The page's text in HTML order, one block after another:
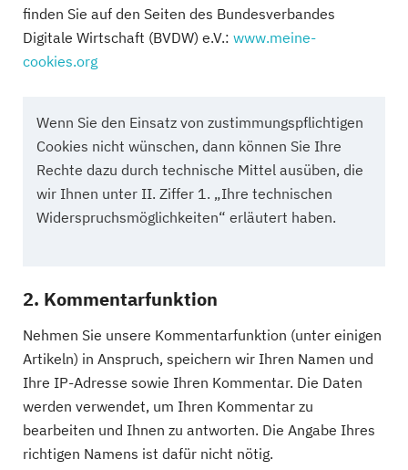
finden Sie auf den Seiten des Bundesverbandes
Digitale Wirtschaft (BVDW) e.V.: www.meine-
cookies.org
Wenn Sie den Einsatz von zustimmungspflichtigen
Cookies nicht wünschen, dann können Sie Ihre
Rechte dazu durch technische Mittel ausüben, die
wir Ihnen unter II. Ziffer 1. „Ihre technischen
Widerspruchsmöglichkeiten“ erläutert haben.
2. Kommentarfunktion
Nehmen Sie unsere Kommentarfunktion (unter einigen
Artikeln) in Anspruch, speichern wir Ihren Namen und
Ihre IP-Adresse sowie Ihren Kommentar. Die Daten
werden verwendet, um Ihren Kommentar zu
bearbeiten und Ihnen zu antworten. Die Angabe Ihres
richtigen Namens ist dafür nicht nötig.